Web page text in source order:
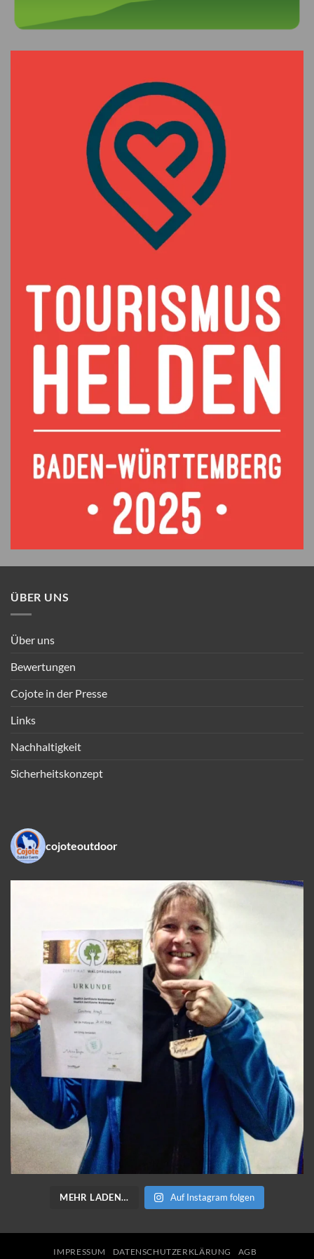
ÜBER UNS
Über uns
Bewertungen
Cojote in der Presse
Links
Nachhaltigkeit
Sicherheitskonzept
cojoteoutdoor
MEHR LADEN… Auf Instagram folgen
IMPRESSUM DATENSCHUTZERKLÄRUNG
AGB